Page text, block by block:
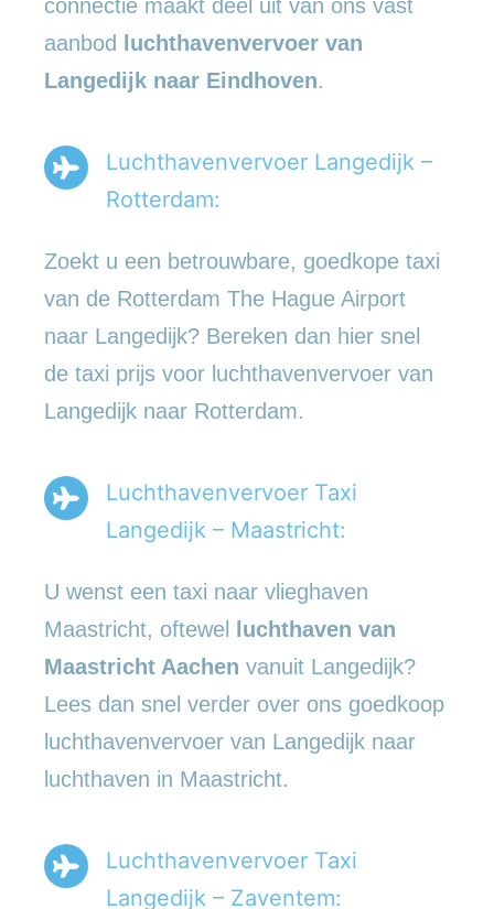
connectie maakt deel uit van ons vast
aanbod
luchthavenvervoer van
Langedijk naar Eindhoven.
Luchthavenvervoer Langedijk –
Rotterdam:
Zoekt u een betrouwbare, goedkope taxi
van de Rotterdam The Hague Airport
naar Langedijk? Bereken dan hier snel
de taxi prijs voor luchthavenvervoer van
Langedijk naar Rotterdam.
Luchthavenvervoer Taxi
Langedijk – Maastricht:
U wenst een taxi naar vlieghaven
Maastricht, oftewel
luchthaven van
Maastricht Aachen vanuit Langedijk?
Lees dan snel verder over ons goedkoop
luchthavenvervoer van Langedijk naar
luchthaven in Maastricht.
Luchthavenvervoer Taxi
Langedijk – Zaventem: